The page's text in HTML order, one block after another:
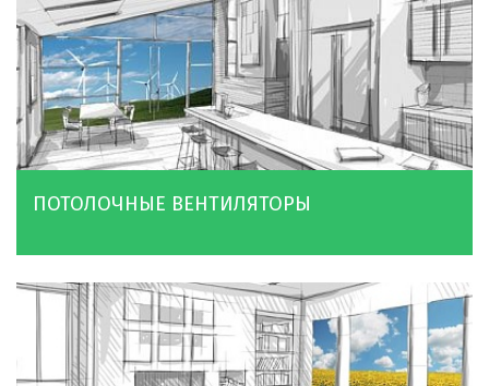
ПОТОЛОЧНЫЕ ВЕНТИЛЯТОРЫ